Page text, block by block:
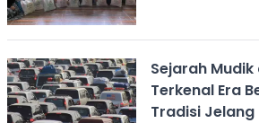
Sejarah
Terkenal Era
Tradisi Jelang